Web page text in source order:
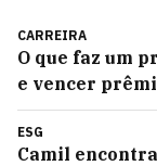
CARREIRA
O que faz um
e vencer
ESG
Camil